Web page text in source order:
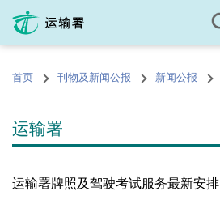
内
的首页 刊物及新闻公报 新闻公报
运输署
运输署牌照及驾驶考试服务最新安排